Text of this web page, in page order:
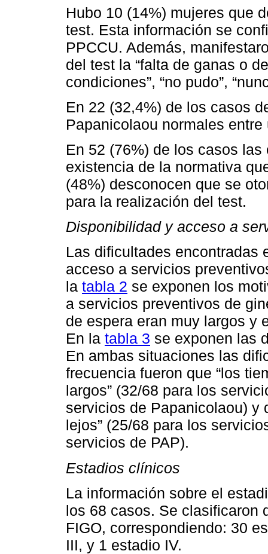
Hubo 10 (14%) mujeres que
test. Esta información se
PPCCU. Además,
del test la “falta de ganas o
condiciones”, “no pudo”,
En 22 (32,4%) de los casos
Papanicolaou normales
En 52 (76%) de los casos
existencia de la normativa
(48%) desconocen que se
para la realización del test.
Disponibilidad y acceso a
Las dificultades encontradas
acceso a servicios
la tabla 2 se exponen los
a servicios preventivos de
de espera eran muy largos y
En la tabla 3 se exponen las
En ambas situaciones las
frecuencia fueron que “los
largos” (32/68 para los
servicios de Papanicolaou) y
lejos” (25/68 para los
servicios de PAP).
Estadios clínicos
La información sobre el
los 68 casos. Se clasificaron
FIGO, correspondiendo: 30
III, y 1 estadio IV.